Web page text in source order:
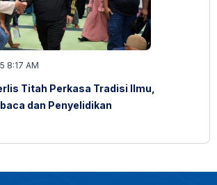
8:17 AM
Titah Perkasa Tradisi Ilmu,
dan Penyelidikan